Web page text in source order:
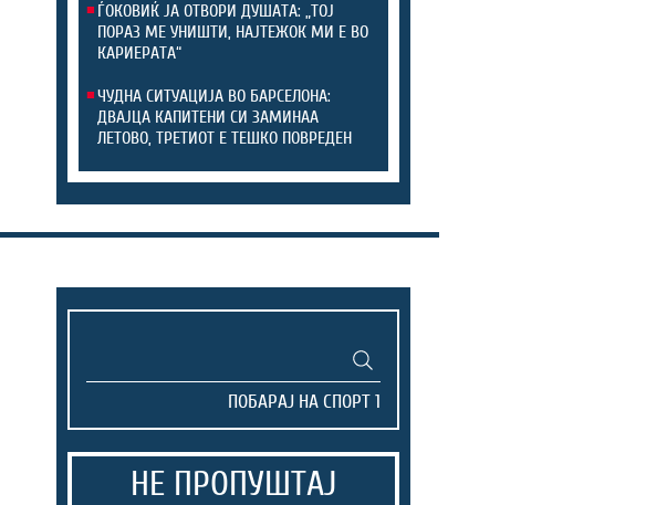
ЃОКОВИЌ ЈА ОТВОРИ ДУШАТА: „ТОЈ
ПОРАЗ МЕ УНИШТИ, НАЈТЕЖОК МИ Е ВО
КАРИЕРАТА“
ЧУДНА СИТУАЦИЈА ВО БАРСЕЛОНА:
ДВАЈЦА КАПИТЕНИ СИ ЗАМИНАА
ЛЕТОВО, ТРЕТИОТ Е ТЕШКО ПОВРЕДЕН
НЕ ПРОПУШТАЈ